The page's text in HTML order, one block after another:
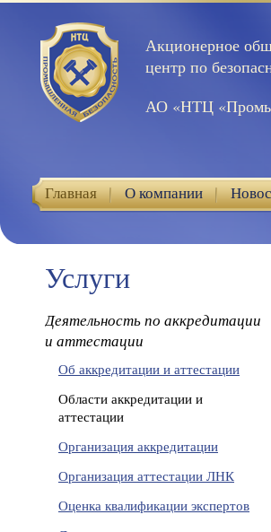
Акционерное
центр по
АО «НТЦ
Главная О компании
Услуги
Деятельность по аккредитации
и аттестации
Об аккредитации и аттестации
Области аккредитации и
аттестации
Организация аккредитации
Организация аттестации ЛНК
Оценка квалификации экспертов